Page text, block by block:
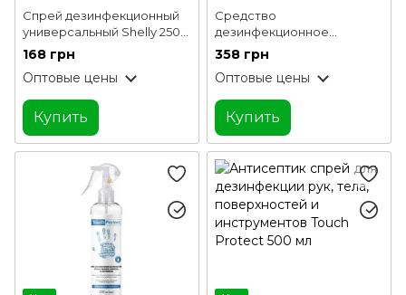
Спрей дезинфекционный
универсальный Shelly 250
мл
168 грн
Оптовые цены
Купить
Средство
дезинфекционное
универсальное Shelly 1 л
358 грн
Оптовые цены
Купить